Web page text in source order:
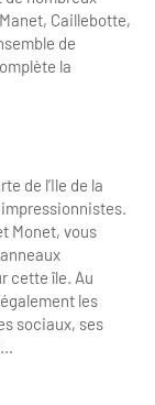
Caillebotte,
de
la
de l’Ile de la
Monet, vous
cette île. Au
les
sociaux, ses